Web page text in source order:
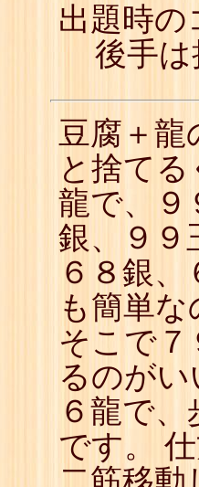
出題時の
後手
豆腐＋龍
と捨て
龍で、９
銀、９９
６８銀
も簡単
そこで
るのが
６龍で
です。